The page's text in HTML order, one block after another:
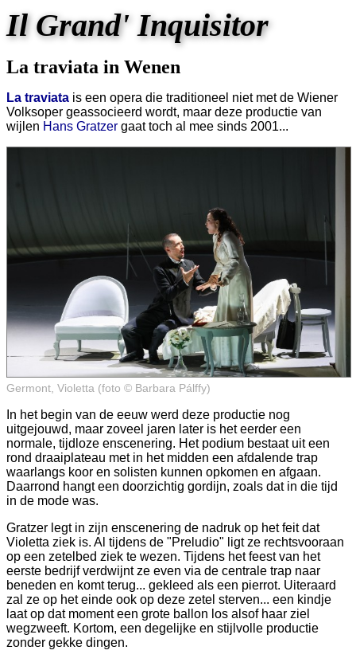
Il Grand' Inquisitor
La traviata in Wenen
La traviata is een opera die traditioneel niet met de Wiener
Volksoper geassocieerd wordt, maar deze productie van
wijlen Hans Gratzer gaat toch al mee sinds 2001...
Germont, Violetta (foto © Barbara Pálffy)
In het begin van de eeuw werd deze productie nog
uitgejouwd, maar zoveel jaren later is het eerder een
normale, tijdloze enscenering. Het podium bestaat uit een
rond draaiplateau met in het midden een afdalende trap
waarlangs koor en solisten kunnen opkomen en afgaan.
Daarrond hangt een doorzichtig gordijn, zoals dat in die tijd
in de mode was.
Gratzer legt in zijn enscenering de nadruk op het feit dat
Violetta ziek is. Al tijdens de "Preludio" ligt ze rechtsvooraan
op een zetelbed ziek te wezen. Tijdens het feest van het
eerste bedrijf verdwijnt ze even via de centrale trap naar
beneden en komt terug... gekleed als een pierrot. Uiteraard
zal ze op het einde ook op deze zetel sterven... een kindje
laat op dat moment een grote ballon los alsof haar ziel
wegzweeft. Kortom, een degelijke en stijlvolle productie
zonder gekke dingen.